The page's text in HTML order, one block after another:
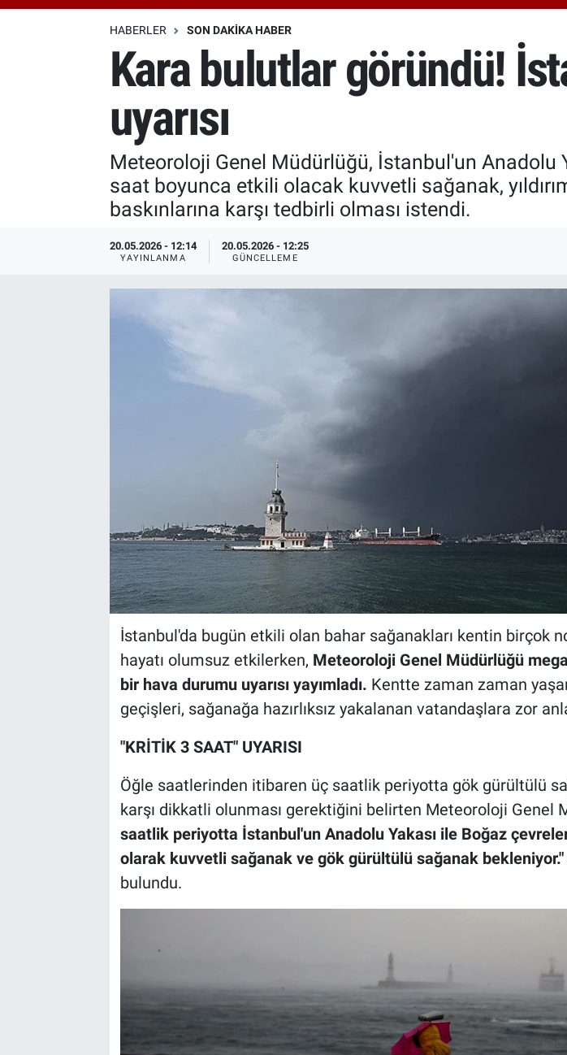
HABERLER SON DAKIKA HABER
Kara bulutlar göründü!
uyarısı
Meteoroloji Genel Müdürlüğü, İstanbul'un Anadolu
saat boyunca etkili olacak kuvvetli sağanak,
baskınlarına karşı tedbirli olması istendi.
20.05.2026 - 12:14
YAYINLANMA
20.05.2026 - 12:25
GÜNCELLEME
İstanbul'da bugün etkili olan bahar sağanakları kentin birçok
hayatı olumsuz etkilerken, Meteoroloji Genel Müdürlüğü
bir hava durumu uyarısı yayımladı. Kentte zaman zaman
geçişleri, sağanağa hazırlıksız yakalanan vatandaşlara zor
"KRİTİK 3 SAAT" UYARISI
Öğle saatlerinden itibaren üç saatlik periyotta gök gürültülü
karşı dikkatli olunması gerektiğini belirten Meteoroloji Genel
saatlik periyotta İstanbul'un Anadolu Yakası ile Boğaz
olarak kuvvetli sağanak ve gök gürültülü sağanak bekleniyor."
bulundu.
Özel Haberler
Özel Haberler
Erişim Bilgileri
Haber Arşivi